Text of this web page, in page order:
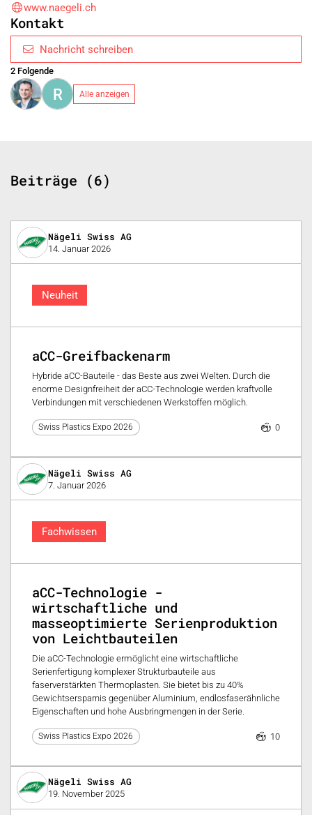
www.naegeli.ch
Kontakt
Nachricht schreiben
2 Folgende
R Alle anzeigen
Beiträge (6)
Nägeli Swiss AG
14. Januar 2026
Neuheit
aCC-Greifbackenarm
Hybride aCC-Bauteile - das Beste aus zwei Welten. Durch die
enorme Designfreiheit der aCC-Technologie werden kraftvolle
Verbindungen mit verschiedenen Werkstoffen möglich.
Swiss Plastics Expo 2026 0
Nägeli Swiss AG
7. Januar 2026
Fachwissen
aCC-Technologie -
wirtschaftliche und
masseoptimierte Serienproduktion
von Leichtbauteilen
Die aCC-Technologie ermöglicht eine wirtschaftliche
Serienfertigung komplexer Strukturbauteile aus
faserverstärkten Thermoplasten. Sie bietet bis zu 40%
Gewichtsersparnis gegenüber Aluminium, endlosfaserähnliche
Eigenschaften und hohe Ausbringmengen in der Serie.
Swiss Plastics Expo 2026 10
Nägeli Swiss AG
19. November 2025